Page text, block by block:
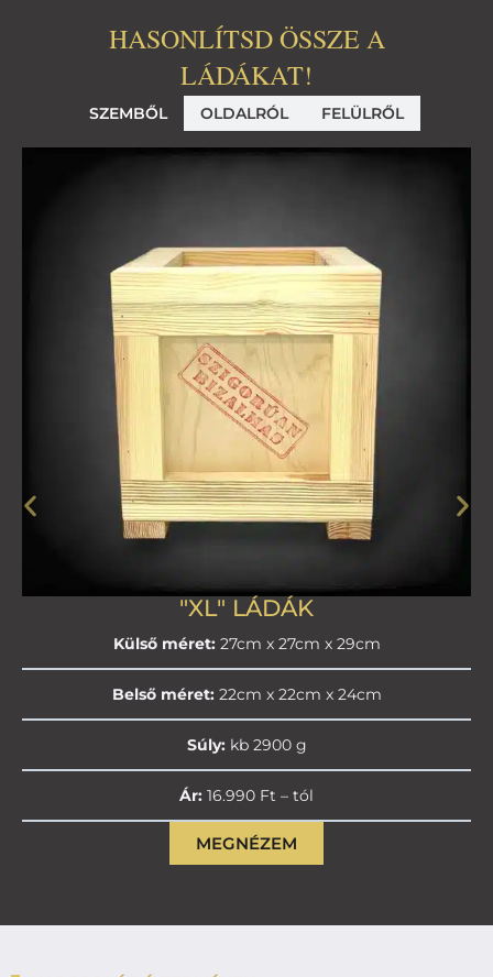
HASONLÍTSD ÖSSZE A
LÁDÁKAT!
SZEMBŐL OLDALRÓL FELÜLRŐL
"XL" LÁDÁK
Külső méret:27cm x 27cm x 29cm
Belső méret:22cm x 22cm x 24cm
Súly:kb 2900 g
Ár: 16.990 Ft – tól
MEGNÉZEM